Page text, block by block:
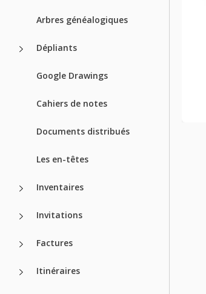
Arbres généalogiques
Dépliants
Google Drawings
Cahiers de notes
Documents distribués
Les en-têtes
Inventaires
Invitations
Factures
Itinéraires